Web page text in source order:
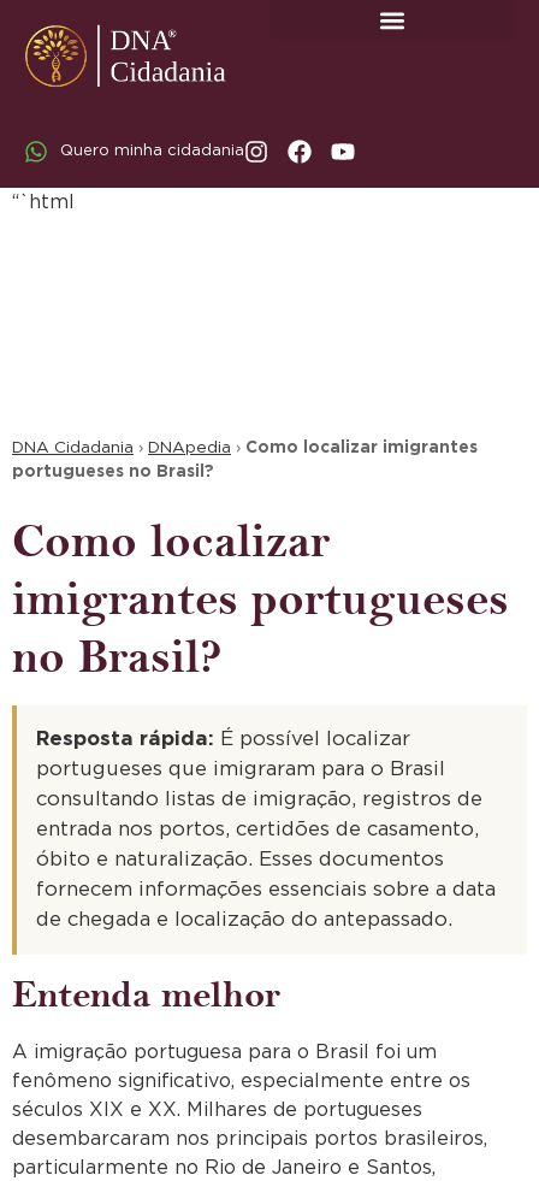
Quero minha cidadania
“`html
DNA Cidadania › DNApedia › Como localizar imigrantes
portugueses no Brasil?
Como localizar
imigrantes portugueses
no Brasil?
Resposta rápida: É possível localizar
portugueses que imigraram para o Brasil
consultando listas de imigração, registros de
entrada nos portos, certidões de casamento,
óbito e naturalização. Esses documentos
fornecem informações essenciais sobre a data
de chegada e localização do antepassado.
Entenda melhor
A imigração portuguesa para o Brasil foi um
fenômeno significativo, especialmente entre os
séculos XIX e XX. Milhares de portugueses
desembarcaram nos principais portos brasileiros,
particularmente no Rio de Janeiro e Santos,